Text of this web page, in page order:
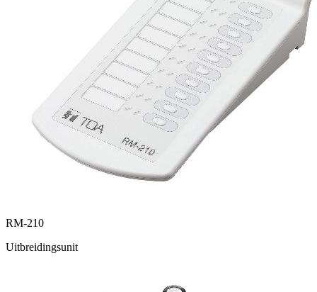
RM-210
Uitbreidingsunit